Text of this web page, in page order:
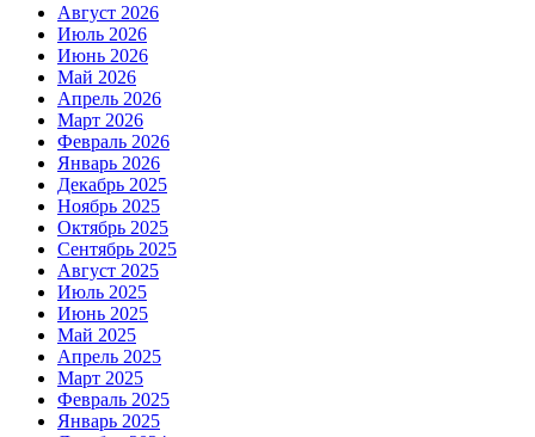
Август 2026
Июль 2026
Июнь 2026
Май 2026
Апрель 2026
Март 2026
Февраль 2026
Январь 2026
Декабрь 2025
Ноябрь 2025
Октябрь 2025
Сентябрь 2025
Август 2025
Июль 2025
Июнь 2025
Май 2025
Апрель 2025
Март 2025
Февраль 2025
Январь 2025